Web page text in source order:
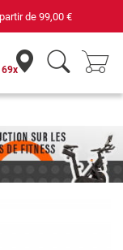
de99,00 €
69x